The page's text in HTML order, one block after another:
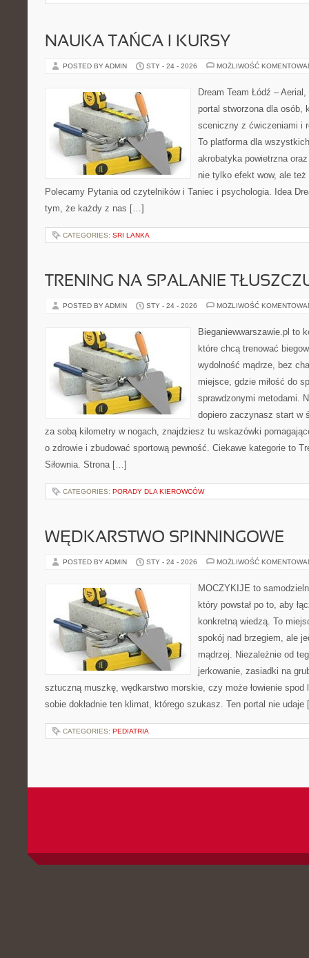
NAUKA TAŃCA I KURSY
POSTED BY ADMIN STY - 24 - 2026 MOŻLIWOŚĆ
Dream Team Łódź –
portal stworzona dla osób,
sceniczny z ćwiczeniami i
To platforma dla
akrobatyka powietrzna
nie tylko efekt wow, ale
Polecamy Pytania od czytelników i Taniec i psychologia. Idea
tym, że każdy z nas […]
CATEGORIES: SRI LANKA
TRENING NA SPALANIE
POSTED BY ADMIN STY - 24 - 2026 MOŻLIWOŚĆ
Bieganiewwarszawie.pl to
które chcą trenować
wydolność mądrze, bez
miejsce, gdzie miłość do
sprawdzonymi metodami.
dopiero zaczynasz start w
za sobą kilometry w nogach, znajdziesz tu wskazówki
o zdrowie i zbudować sportową pewność. Ciekawe kategorie to
Siłownia. Strona […]
CATEGORIES: PORADY DLA KIEROWCÓW
WĘDKARSTWO SPINNINGOWE
POSTED BY ADMIN STY - 24 - 2026 MOŻLIWOŚĆ
MOCZYKIJE to
który powstał po to, aby
konkretną wiedzą. To
spokój nad brzegiem, ale
mądrzej. Niezależnie od
jerkowanie, zasiadki na
sztuczną muszkę, wędkarstwo morskie, czy może łowienie spod
sobie dokładnie ten klimat, którego szukasz. Ten portal nie
CATEGORIES: PEDIATRIA